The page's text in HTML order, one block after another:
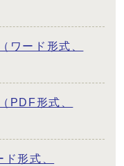
ワード形式、
PDF形式、
形式、